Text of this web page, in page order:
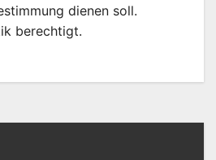
dienen soll.
berechtigt.